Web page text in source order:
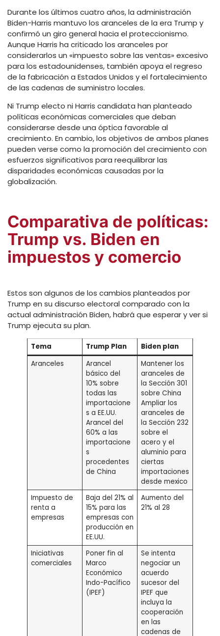
Durante los últimos cuatro años, la administración
Biden-Harris mantuvo los aranceles de la era Trump y
confirmó un giro general hacia el proteccionismo.
Aunque Harris ha criticado los aranceles por
considerarlos un «impuesto sobre las ventas» excesivo
para los estadounidenses, también apoya el regreso
de la fabricación a Estados Unidos y el fortalecimiento
de las cadenas de suministro locales.
Ni Trump electo ni Harris candidata han planteado
políticas económicas comerciales que deban
considerarse desde una óptica favorable al
crecimiento. En cambio, los objetivos de ambos planes
pueden verse como la promoción del crecimiento con
esfuerzos significativos para reequilibrar las
disparidades económicas causadas por la
globalización.
Comparativa de políticas:
Trump vs. Biden en
impuestos y comercio
Estos son algunos de los cambios planteados por
Trump en su discurso electoral comparado con la
actual administración Biden, habrá que esperar y ver si
Trump ejecuta su plan.
Tema Trump Plan
Biden plan
Aranceles
Arancel
básico del
10% sobre
todas las
importacione
s a EE.UU.
Arancel del
60% a las
importacione
s
procedentes
de China
Mantener los
aranceles de
la Sección 301
sobre China
Ampliar los
aranceles de
la Sección 232
sobre el
acero y el
aluminio para
ciertas
importaciones
desde mexico
Impuesto de
renta a
empresas
Baja del 21% al
15% para las
empresas con
producción en
EE.UU.
Aumento del
21% al 28
Iniciativas
comerciales
Poner fin al
Marco
Económico
Indo-Pacífico
(IPEF)
Se intenta
negociar un
acuerdo
sucesor del
IPEF que
incluya la
cooperación
en las
cadenas de